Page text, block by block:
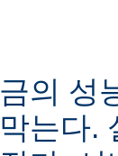
의 성
는다.